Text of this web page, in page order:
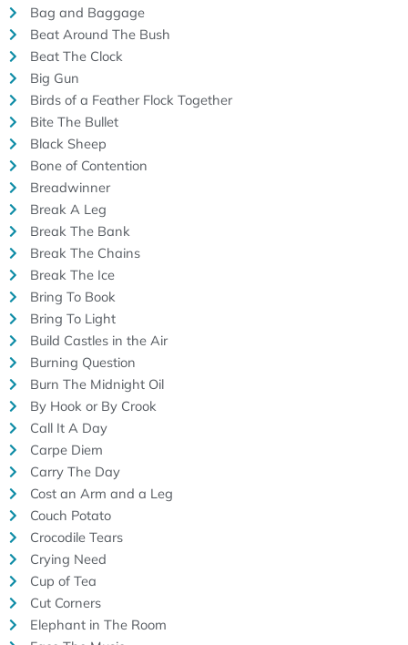
Bag and Baggage
Beat Around The Bush
Beat The Clock
Big Gun
Birds of a Feather Flock Together
Bite The Bullet
Black Sheep
Bone of Contention
Breadwinner
Break A Leg
Break The Bank
Break The Chains
Break The Ice
Bring To Book
Bring To Light
Build Castles in the Air
Burning Question
Burn The Midnight Oil
By Hook or By Crook
Call It A Day
Carpe Diem
Carry The Day
Cost an Arm and a Leg
Couch Potato
Crocodile Tears
Crying Need
Cup of Tea
Cut Corners
Elephant in The Room